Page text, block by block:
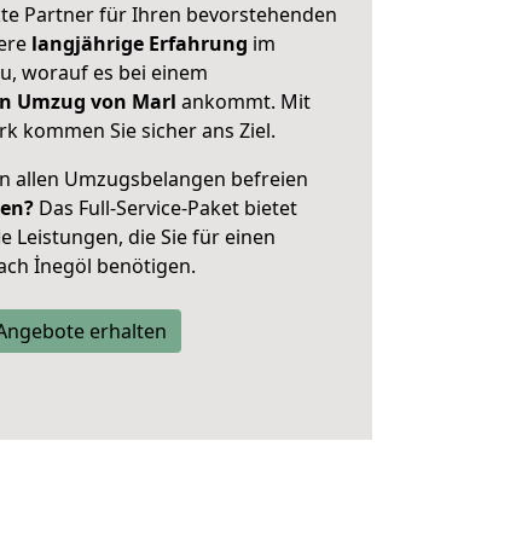
Partner für Ihren bevorstehenden
langjährige Erfahrung im
worauf es bei einem
Umzug von Marl ankommt. Mit
kommen Sie sicher ans Ziel.
allen Umzugsbelangen befreien
Das Full-Service-Paket bietet
Leistungen, die Sie für einen
İnegöl benötigen.
erhalten